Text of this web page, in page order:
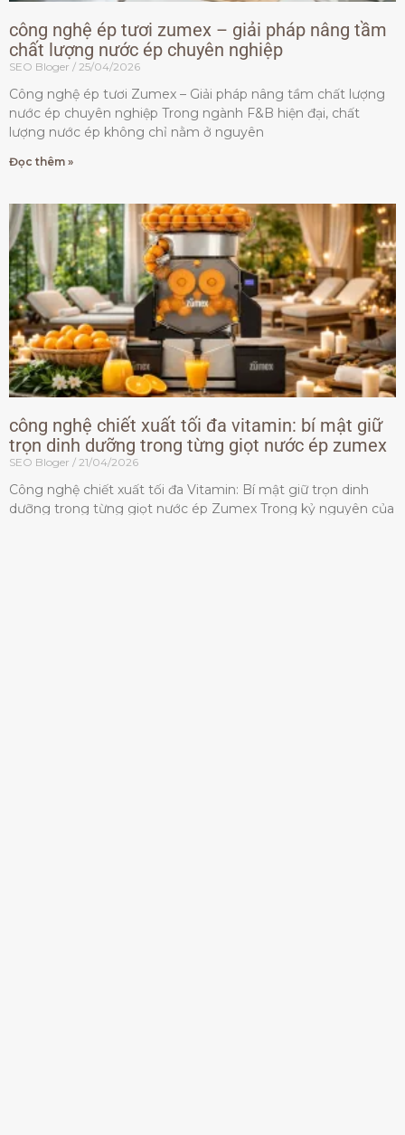
công nghệ ép tươi zumex – giải pháp nâng tầm
chất lượng nước ép chuyên nghiệp
SEO Bloger 25/04/2026
Công nghệ ép tươi Zumex – Giải pháp nâng tầm chất lượng
nước ép chuyên nghiệp Trong ngành F&B hiện đại, chất
lượng nước ép không chỉ nằm ở nguyên
Đọc thêm »
công nghệ chiết xuất tối đa vitamin: bí mật giữ
trọn dinh dưỡng trong từng giọt nước ép zumex
SEO Bloger 21/04/2026
Công nghệ chiết xuất tối đa Vitamin: Bí mật giữ trọn dinh
dưỡng trong từng giọt nước ép Zumex Trong kỷ nguyên của